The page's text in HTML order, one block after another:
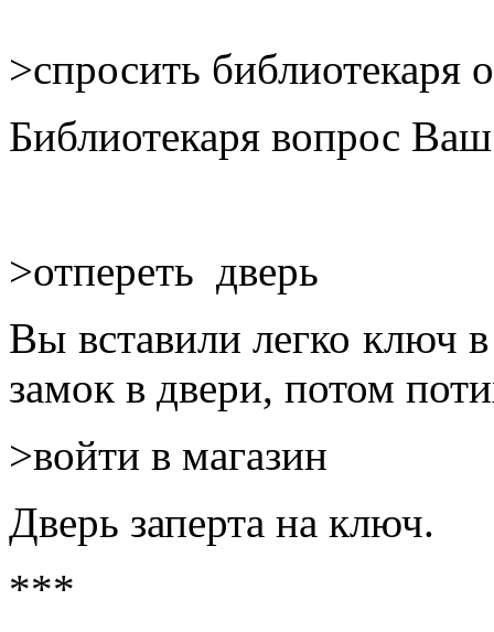
>спросить библиотекаря
Библиотекаря вопрос Ваш
>отпереть дверь
Вы вставили легко ключ
замок в двери, потом
>войти в магазин
Дверь заперта на ключ.
***